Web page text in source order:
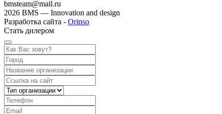
bmsteam@mail.ru
2026 BMS — Innovation and design
Разработка сайта - Orinso
Стать дилером